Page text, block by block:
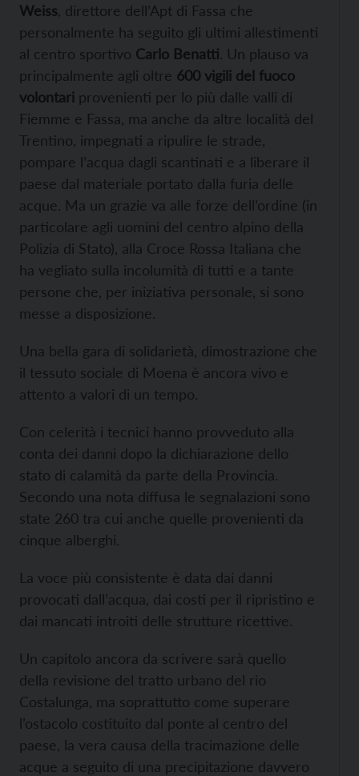
Weiss , direttore dell’Apt di Fassa che
personalmente ha seguito gli ultimi allestimenti
al centro sportivo Carlo Benatti. Un plauso va
principalmente agli oltre 600 vigili del fuoco
volontari provenienti per lo più dalle valli di
Fiemme e Fassa, ma anche da altre località del
Trentino, impegnati a ripulire le strade,
pompare l’acqua dagli scantinati e a liberare il
paese dal materiale portato dalla furia delle
acque. Ma un grazie va alle forze dell’ordine (in
particolare agli uomini del centro alpino della
Polizia di Stato), alla Croce Rossa Italiana che
ha vegliato sulla incolumità di tutti e a tante
persone che, per iniziativa personale, si sono
messe a disposizione.
Una bella gara di solidarietà, dimostrazione che
il tessuto sociale di Moena è ancora vivo e
attento a valori di un tempo.
Con celerità i tecnici hanno provveduto alla
conta dei danni dopo la dichiarazione dello
stato di calamità da parte della Provincia.
Secondo una nota diffusa le segnalazioni sono
state 260 tra cui anche quelle provenienti da
cinque alberghi.
La voce più consistente è data dai danni
provocati dall’acqua, dai costi per il ripristino e
dai mancati introiti delle strutture ricettive.
Un capitolo ancora da scrivere sarà quello
della revisione del tratto urbano del rio
Costalunga, ma soprattutto come superare
l’ostacolo costituito dal ponte al centro del
paese, la vera causa della tracimazione delle
acque a seguito di una precipitazione davvero